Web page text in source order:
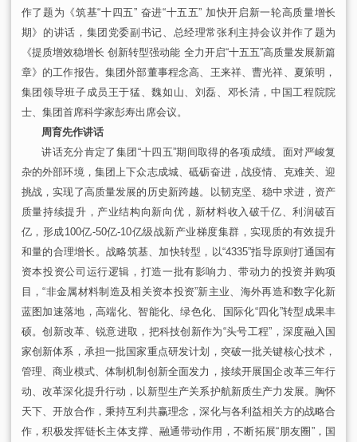
作了题为《筑基“十四五” 奋进“十五五” 加快开启新一轮高质量增长
期》的讲话，集团党委副书记、总经理常张利主持会议并作了题为
《提质增效稳增长 创新转型强动能 全力开启“十五五”高质量发展新篇
章》的工作报告。集团外部董事程念高、王来祥、曹光祥、夏策明，
集团领导班子成员王于猛、魏如山、刘磊、邓长清，中国工程院院
士、集团首席科学家彭寿出席会议。
周育先作讲话
讲话充分肯定了集团“十四五”期间取得的各项成绩。面对严峻复
杂的外部环境，集团上下众志成城、砥砺奋进，战疫情、克难关、迎
挑战，实现了高质量发展的历史新跨越。以韧克坚、稳中求进，资产
质量持续提升，产业结构向新向优，新材料收入破千亿、利润破百
亿，形成100亿-50亿-10亿级战新产业梯度集群，实现质的有效提升
和量的合理增长。战略筑基、加快转型， 以“4335”指导原则打通国有
资本投资公司运行逻辑， 打造一批有影响力、带动力的投资并购项
目，“非金属材料制造及相关资本投资”新主业、海外再造和数字化新
蓝图加速落地，高端化、智能化、绿色化、国际化“四化”转型成果丰
硕。创新改革、锐意进取，把科技创新作为“头号工程”，深度融入国
家创新体系，承担一批国家重点研发计划，突破一批关键核心技术，
管理、商业模式、体制机制创新全面发力，接续开展国企改革三年行
动、改革深化提升行动，以新型生产关系护航新质生产力发展。胸怀
天下、开放合作，秉持互利共赢理念，深化与各利益相关方的战略合
作，积极发挥链长主体支撑、融通带动作用，不断拓展“朋友圈”，国